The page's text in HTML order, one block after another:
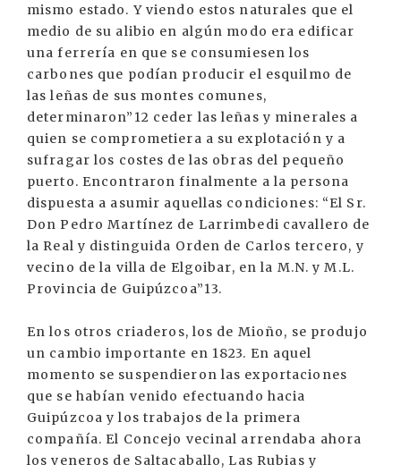
mismo estado. Y viendo estos naturales que el
medio de su alibio en algún modo era edificar
una ferrería en que se consumiesen los
carbones que podían producir el esquilmo de
las leñas de sus montes comunes,
determinaron”12 ceder las leñas y minerales a
quien se comprometiera a su explotación y a
sufragar los costes de las obras del pequeño
puerto. Encontraron finalmente a la persona
dispuesta a asumir aquellas condiciones: “El Sr.
Don Pedro Martínez de Larrimbedi cavallero de
la Real y distinguida Orden de Carlos tercero, y
vecino de la villa de Elgoibar, en la M.N. y M.L.
Provincia de Guipúzcoa”13.
En los otros criaderos, los de Mioño, se produjo
un cambio importante en 1823. En aquel
momento se suspendieron las exportaciones
que se habían venido efectuando hacia
Guipúzcoa y los trabajos de la primera
compañía. El Concejo vecinal arrendaba ahora
los veneros de Saltacaballo, Las Rubias y